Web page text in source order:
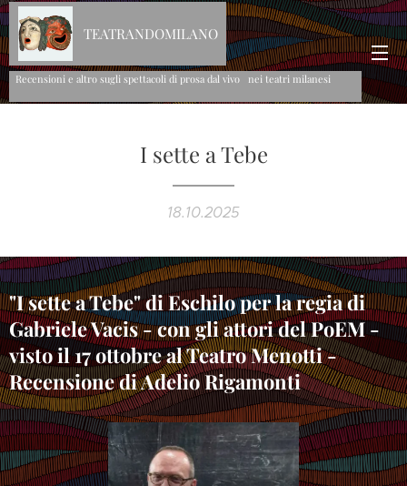
TEATRANDOMILANO
Recensioni e altro sugli spettacoli di prosa dal vivo nei teatri milanesi
I sette a Tebe
18.10.2025
"I sette a Tebe" di Eschilo per la regia di
Gabriele Vacis - con gli attori del PoEM -
visto il 17 ottobre al Teatro Menotti -
Recensione di Adelio Rigamonti